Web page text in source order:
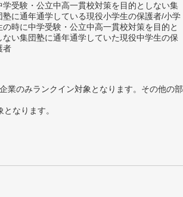
学受験・公立中高一貫校対策を目的としない集
塾に通年通学している現役小学生の保護者/小学
の時に中学受験・公立中高一貫校対策を目的と
ない集団塾に通年通学していた現役中学生の保
者
業のみランクイン対象となります。その他の部
なります。